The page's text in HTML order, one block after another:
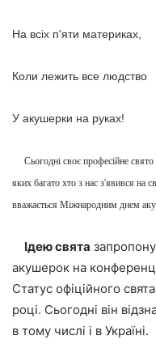
На всіх п'яти материках,
Коли лежить все людство
У акушерки на руках!
Сьогодні своє професійне
яких багато хто з нас з'явився на
вважається Міжнародним днем
Ідею свята
акушерок на
Статус офіційного
році. Сьогодні він
в тому числі і в Україні.